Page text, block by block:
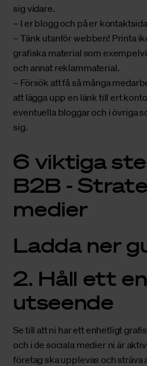
sig vidare.
– I er blogg och på er
– Tänk utanför webben! Printa
grafiska material som
och annat reklammaterial.
– Försök att få så många
att lägga upp en länk till ert
eventuella bloggar och i övriga
sig.
6 viktiga
B2B -
medier
Ladda ner
2. Håll ett
utseende
Se till att ni har ett enhetligt
och i de sociala medierni är
företag ska upplevas och